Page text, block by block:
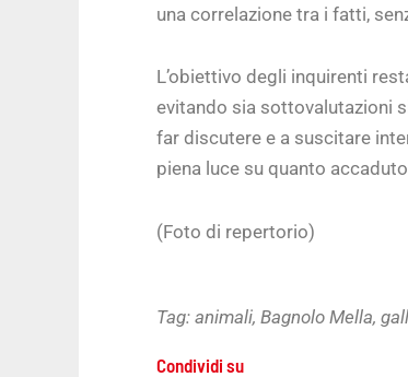
una correlazione tra i fatti,
L’obiettivo degli inquirenti
evitando sia sottovalutazioni
far discutere e a suscitare
piena luce su quanto
(Foto di repertorio)
Tag: animali, Bagnolo Mella,
Condividi su